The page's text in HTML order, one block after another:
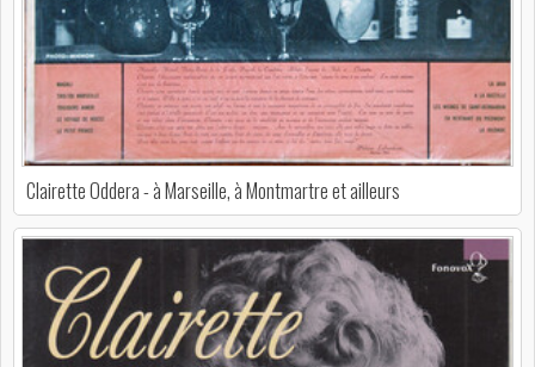
Clairette Oddera - à Marseille, à Montmartre et ailleurs